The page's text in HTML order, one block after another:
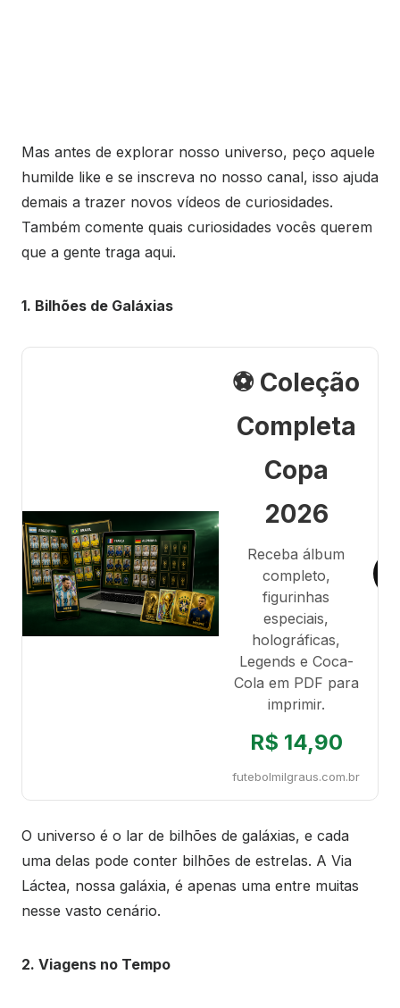
Mas antes de explorar nosso universo, peço aquele
humilde like e se inscreva no nosso canal, isso ajuda
demais a trazer novos vídeos de curiosidades.
Também comente quais curiosidades vocês querem
que a gente traga aqui.
1. Bilhões de Galáxias
⚽ Coleção
Completa
Copa
2026
Receba álbum
completo,
figurinhas
especiais,
holográficas,
Legends e Coca-
Cola em PDF para
imprimir.
R$ 14,90
futebolmilgraus.com.br
O universo é o lar de bilhões de galáxias, e cada
uma delas pode conter bilhões de estrelas. A Via
Láctea, nossa galáxia, é apenas uma entre muitas
nesse vasto cenário.
2. Viagens no Tempo